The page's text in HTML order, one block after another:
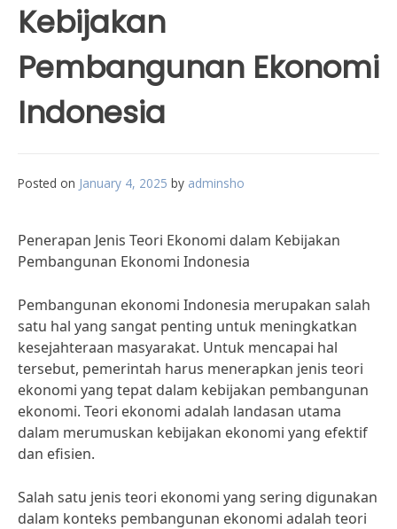
Kebijakan
Pembangunan Ekonomi
Indonesia
Posted on January 4, 2025 by adminsho
Penerapan Jenis Teori Ekonomi dalam Kebijakan
Pembangunan Ekonomi Indonesia
Pembangunan ekonomi Indonesia merupakan salah
satu hal yang sangat penting untuk meningkatkan
kesejahteraan masyarakat. Untuk mencapai hal
tersebut, pemerintah harus menerapkan jenis teori
ekonomi yang tepat dalam kebijakan pembangunan
ekonomi. Teori ekonomi adalah landasan utama
dalam merumuskan kebijakan ekonomi yang efektif
dan efisien.
Salah satu jenis teori ekonomi yang sering digunakan
dalam konteks pembangunan ekonomi adalah teori